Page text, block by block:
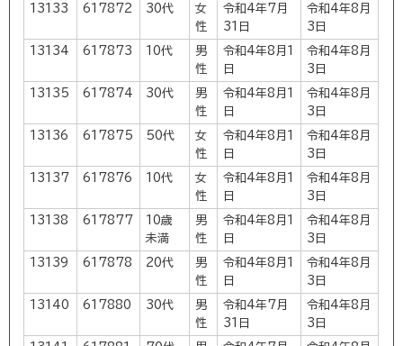
13133 617872 30代
女
性
令和4年7月
31日
令和4年8月
3日
13134 617873 10代
男
性
令和4年8月1
日
令和4年8月
3日
13135 617874 30代
男
性
令和4年8月1
日
令和4年8月
3日
13136 617875 50代
女
性
令和4年8月1
日
令和4年8月
3日
13137 617876 10代
女
性
令和4年8月1
日
令和4年8月
3日
13138 617877
10歳
未満
男
性
令和4年8月1
日
令和4年8月
3日
13139 617878 20代
男
性
令和4年8月1
日
令和4年8月
3日
13140 617880 30代
男
性
令和4年7月
31日
令和4年8月
3日